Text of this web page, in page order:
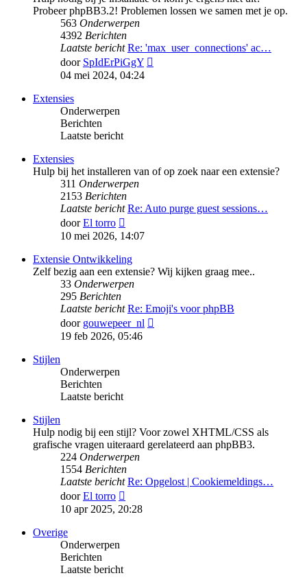
Probeer phpBB3.2! Problemen lossen we samen met je op.
563 Onderwerpen
4392 Berichten
Laatste bericht Re: 'max_user_connections' ac…
door SpIdErPiGgY
04 mei 2024, 04:24
Extensies
Onderwerpen
Berichten
Laatste bericht
Extensies
Hulp bij het installeren van of op zoek naar een extensie?
311 Onderwerpen
2153 Berichten
Laatste bericht Re: Auto purge guest sessions…
doorEl torro
laatste
10 mei 2026, 14:07
Extensie Ontwikkeling
Zelf bezig aan een extensie? Wij kijken graag mee..
33 Onderwerpen
295 Berichten
Laatste bericht Re: Emoji's voor phpBB
door gouwepeer_nl
19 feb 2026, 05:46
Stijlen
Onderwerpen
Berichten
Laatste bericht
Stijlen
Hulp nodig bij een stijl? Voor zowel XHTML/CSS als
grafische vragen uiteraard gerelateerd aan phpBB3.
224 Onderwerpen
1554 Berichten
Laatste bericht Re: Opgelost | Cookiemeldings…
doorEl torro
laatste
10 apr 2025, 20:28
Overige
Onderwerpen
Berichten
Laatste bericht